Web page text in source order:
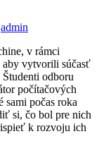
admin
v rámci
vytvorili súčasť
odboru
počítačových
sami počas roka
si, čo bol pre nich
k rozvoju ich